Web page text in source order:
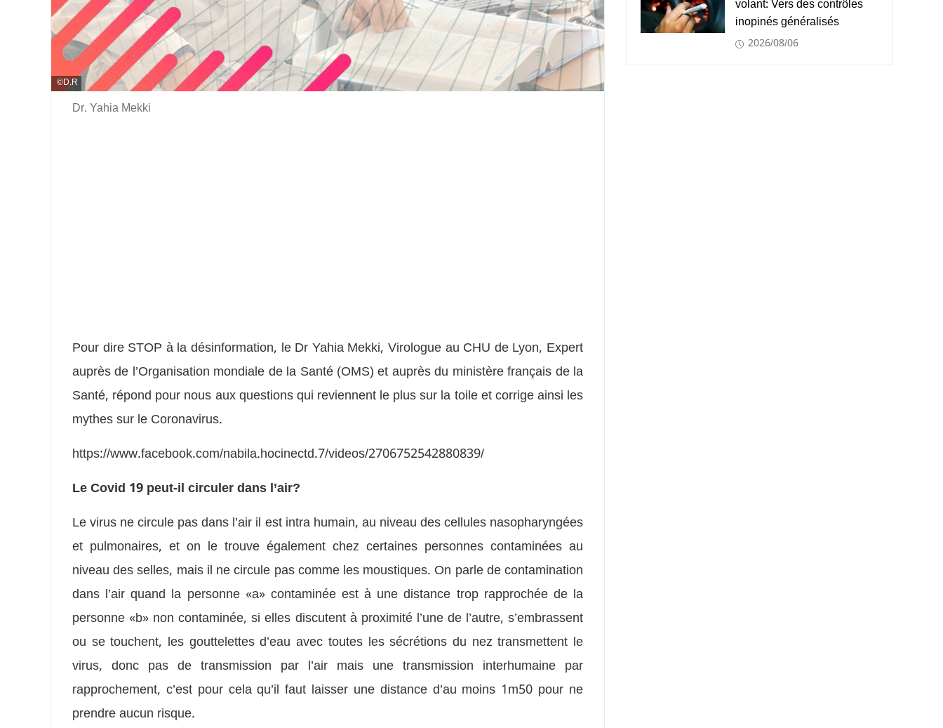
D.R
Dr. Yahia Mekki
Pour dire STOP à la désinformation, le Dr Yahia Mekki, Virologue au CHU de Lyon, Expert
auprès de l’Organisation mondiale de la Santé (OMS) et auprès du ministère français de la
Santé, répond pour nous aux questions qui reviennent le plus sur la toile et corrige ainsi les
mythes sur le Coronavirus.
https://www.facebook.com/nabila.hocinectd.7/videos/2706752542880839/
Le Covid 19 peut-il circuler dans l’air?
Le virus ne circule pas dans l’air il est intra humain, au niveau des cellules nasopharyngées
et pulmonaires, et on le trouve également chez certaines personnes contaminées au
niveau des selles, mais il ne circule pas comme les moustiques. On parle de contamination
dans l’air quand la personne «a» contaminée est à une distance trop rapprochée de la
personne «b» non contaminée, si elles discutent à proximité l’une de l’autre, s’embrassent
ou se touchent, les gouttelettes d’eau avec toutes les sécrétions du nez transmettent le
virus, donc pas de transmission par l’air mais une transmission interhumaine par
rapprochement, c’est pour cela qu’il faut laisser une distance d’au moins 1m50 pour ne
prendre aucun risque.
inopinés généralisés
2026/08/06